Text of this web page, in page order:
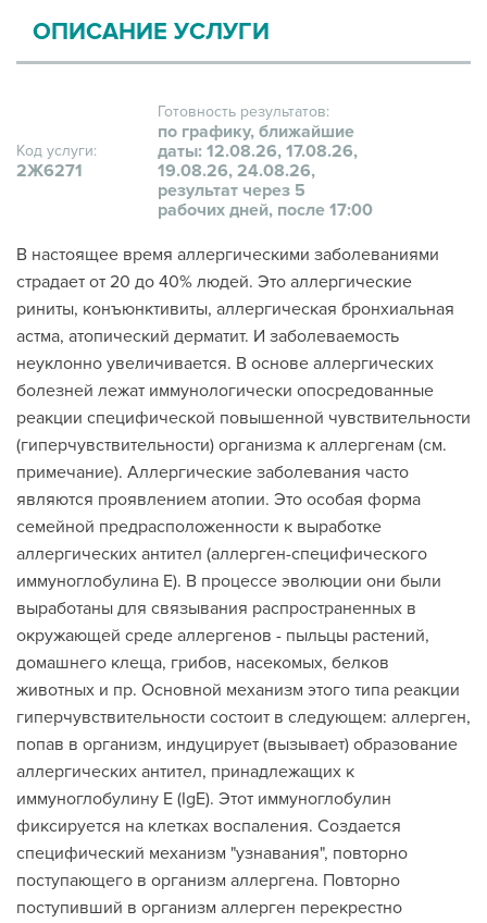
ОПИСАНИЕ УСЛУГИ
Код услуги:
2Ж6271
Готовность результатов:
по графику, ближайшие
даты: 12.08.26, 17.08.26,
19.08.26, 24.08.26,
результат через 5
рабочих дней, после 17:00
В настоящее время аллергическими заболеваниями
страдает от 20 до 40% людей. Это аллергические
риниты, конъюнктивиты, аллергическая бронхиальная
астма, атопический дерматит. И заболеваемость
неуклонно увеличивается. В основе аллергических
болезней лежат иммунологически опосредованные
реакции специфической повышенной чувствительности
(гиперчувствительности) организма к аллергенам (см.
примечание). Аллергические заболевания часто
являются проявлением атопии. Это особая форма
семейной предрасположенности к выработке
аллергических антител (аллерген-специфического
иммуноглобулина Е). В процессе эволюции они были
выработаны для связывания распространенных в
окружающей среде аллергенов - пыльцы растений,
домашнего клеща, грибов, насекомых, белков
животных и пр. Основной механизм этого типа реакции
гиперчувствительности состоит в следующем: аллерген,
попав в организм, индуцирует (вызывает) образование
аллергических антител, принадлежащих к
иммуноглобулину Е (IgE). Этот иммуноглобулин
фиксируется на клетках воспаления. Создается
специфический механизм "узнавания", повторно
поступающего в организм аллергена. Повторно
поступивший в организм аллерген перекрестно